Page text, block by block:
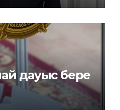
дауыс бере